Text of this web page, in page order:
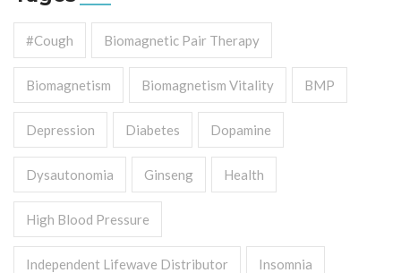
#cough Biomagnetic Pair Therapy
Biomagnetism Biomagnetism Vitality BMP
Depression Diabetes Dopamine
Dysautonomia Ginseng Health
High Blood Pressure
Independent Lifewave Distributor Insomnia